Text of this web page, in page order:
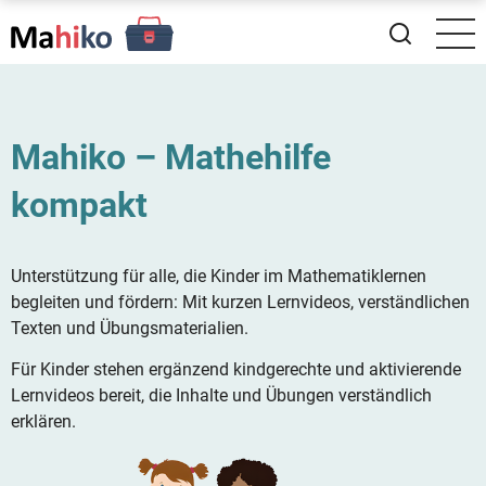
zum
Inhalt
Mahiko – Mathehilfe
kompakt
Unterstützung für alle, die Kinder im Mathematiklernen
begleiten und fördern: Mit kurzen Lernvideos, verständlichen
Texten und Übungsmaterialien.
Für Kinder stehen ergänzend kindgerechte und aktivierende
Lernvideos bereit, die Inhalte und Übungen verständlich
erklären.